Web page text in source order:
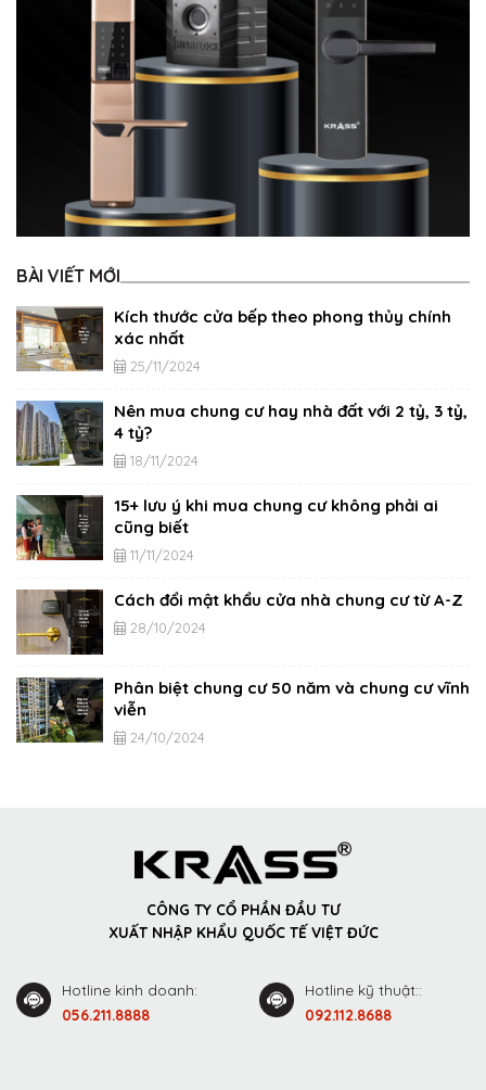
BÀI VIẾT MỚI
Kích thước cửa bếp theo phong thủy chính
xác nhất
25/11/2024
Nên mua chung cư hay nhà đất với 2 tỷ, 3 tỷ,
4 tỷ?
18/11/2024
15+ lưu ý khi mua chung cư không phải ai
cũng biết
11/11/2024
Cách đổi mật khẩu cửa nhà chung cư từ A-Z
28/10/2024
Phân biệt chung cư 50 năm và chung cư vĩnh
viễn
24/10/2024
CÔNG TY CỔ PHẦN ĐẦU TƯ
XUẤT NHẬP KHẨU QUỐC TẾ VIỆT ĐỨC
Hotline kinh doanh:
056.211.8888
Hotline kỹ thuật::
092.112.8688